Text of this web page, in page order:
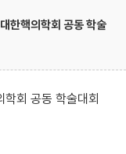
핵의학회 공동 학술
회 공동 학술대회